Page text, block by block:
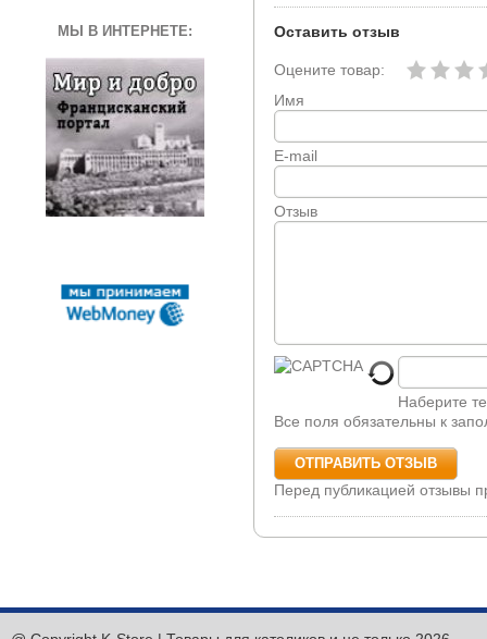
Оставить отзыв
Оцените товар:
Имя
E-mail
Отзыв
Наберите
Все поля обязательны к
Перед публикацией отзывы
МЫ В ИНТЕРНЕТЕ: